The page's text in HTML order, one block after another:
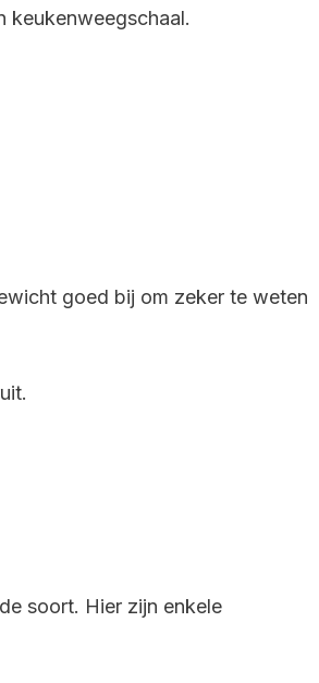
keukenweegschaal.
goed bij om zeker te weten
soort. Hier zijn enkele